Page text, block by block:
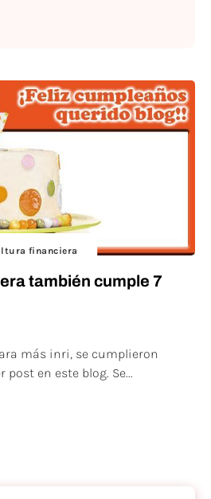
financiera
también cumple 7
más inri, se cumplieron
en este blog. Se...